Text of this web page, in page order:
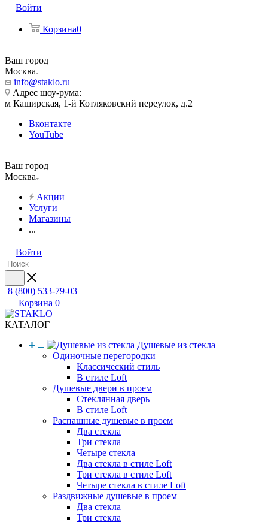
Войти
Корзина0
Ваш город
Москва
info@staklo.ru
Адрес шоу-рума:
м Каширская, 1-й Котляковский переулок, д.2
Вконтакте
YouTube
Ваш город
Москва
Акции
Услуги
Магазины
...
Войти
8 (800) 533-79-03
Корзина 0
КАТАЛОГ
Душевые из стекла
Одиночные перегородки
Классический стиль
В стиле Loft
Душевые двери в проем
Стеклянная дверь
В стиле Loft
Распашные душевые в проем
Два стекла
Три стекла
Четыре стекла
Два стекла в стиле Loft
Три стекла в стиле Loft
Четыре стекла в стиле Loft
Раздвижные душевые в проем
Два стекла
Три стекла